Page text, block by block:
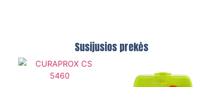
Susijusios prekės